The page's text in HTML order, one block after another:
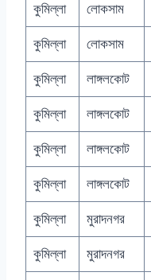
কুমিল্লা লোকসাম
কুমিল্লা লোকসাম
কুমিল্লা লাঙ্গলকোট
কুমিল্লা লাঙ্গলকোট
কুমিল্লা লাঙ্গলকোট
কুমিল্লা লাঙ্গলকোট
কুমিল্লা মুরাদনগর
কুমিল্লা মুরাদনগর